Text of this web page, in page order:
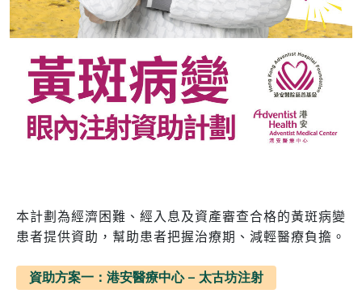
本計劃為經濟困難、經入息及資產審查合格的黃斑病變
患者提供資助，幫助患者把握治療期、減輕醫療負擔。
資助方案一：港安醫療中心 – 太古坊注射